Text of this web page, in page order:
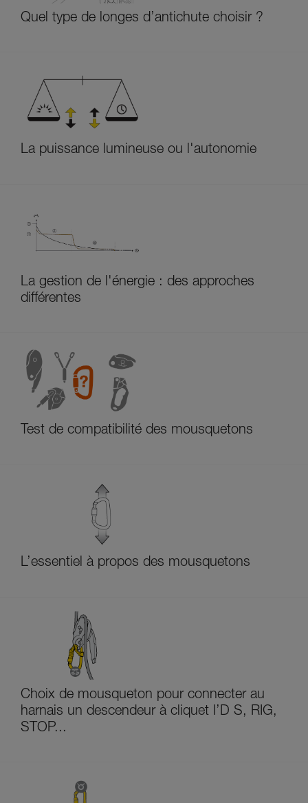
Quel type de longes d’antichute choisir ?
La puissance lumineuse ou l'autonomie
La gestion de l'énergie : des approches
différentes
Test de compatibilité des mousquetons
L’essentiel à propos des mousquetons
Choix de mousqueton pour connecter au
harnais un descendeur à cliquet I’D S, RIG,
STOP...